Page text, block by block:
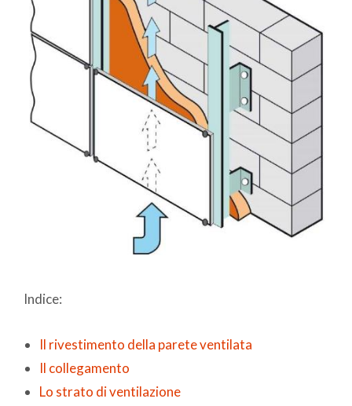
Indice:
Il rivestimento della parete ventilata
Il collegamento
Lo strato di ventilazione